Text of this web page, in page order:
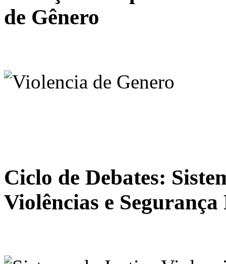
de Gênero
Ciclo de Debates:
Violências e